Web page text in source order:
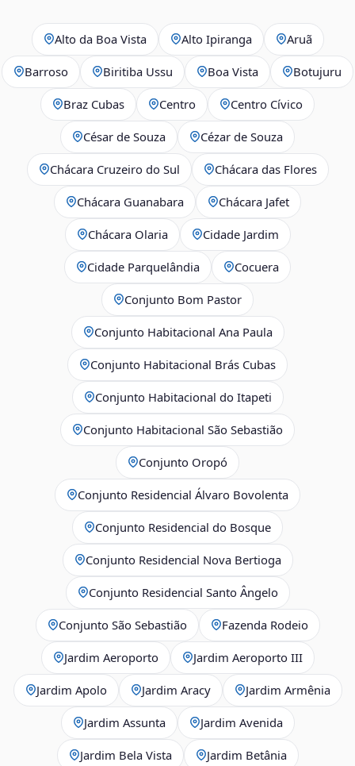
Alto da Boa Vista Alto Ipiranga Aruã
Barroso Biritiba Ussu Boa Vista Botujuru
Braz Cubas Centro Centro Cívico
César de Souza Cézar de Souza
Chácara Cruzeiro do Sul Chácara das Flores
Chácara Guanabara Chácara Jafet
Chácara Olaria Cidade Jardim
Cidade Parquelândia Cocuera
Conjunto Bom Pastor
Conjunto Habitacional Ana Paula
Conjunto Habitacional Brás Cubas
Conjunto Habitacional do Itapeti
Conjunto Habitacional São Sebastião
Conjunto Oropó
Conjunto Residencial Álvaro Bovolenta
Conjunto Residencial do Bosque
Conjunto Residencial Nova Bertioga
Conjunto Residencial Santo Ângelo
Conjunto São Sebastião Fazenda Rodeio
Jardim Aeroporto Jardim Aeroporto III
Jardim Apolo Jardim Aracy Jardim Armênia
Jardim Assunta Jardim Avenida
Jardim Bela Vista Jardim Betânia